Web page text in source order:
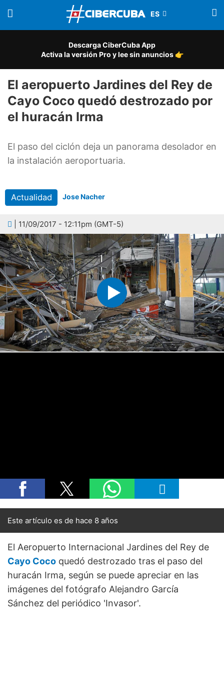
Descarga CiberCuba App
Activa la versión Pro y lee sin anuncios 👉
El aeropuerto Jardines del Rey de
Cayo Coco quedó destrozado por
el huracán Irma
El paso del ciclón deja un panorama desolador en
la instalación aeroportuaria.
Actualidad Jose Nacher
| 11/09/2017 - 12:11pm (GMT-5)
Este artículo es de hace 8 años
El Aeropuerto Internacional Jardines del Rey de
Cayo Coco quedó destrozado tras el paso del
huracán Irma, según se puede apreciar en las
imágenes del fotógrafo Alejandro García
Sánchez del periódico 'Invasor'.